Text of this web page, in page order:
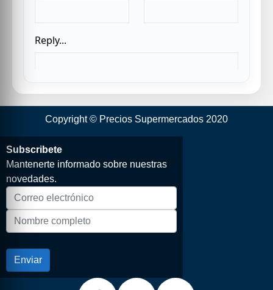
Copyright © Precios Supermercados 2020
Subscribete
Mantenerte informado sobre nuestras
novedades.